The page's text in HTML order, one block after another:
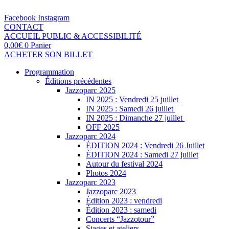
Facebook Instagram
CONTACT
ACCUEIL PUBLIC & ACCESSIBILITÉ
0,00€ 0 Panier
ACHETER SON BILLET
Programmation
Éditions précédentes
Jazzoparc 2025
IN 2025 : Vendredi 25 juillet
IN 2025 : Samedi 26 juillet
IN 2025 : Dimanche 27 juillet
OFF 2025
Jazzoparc 2024
ÉDITION 2024 : Vendredi 26 Juillet
ÉDITION 2024 : Samedi 27 juillet
Autour du festival 2024
Photos 2024
Jazzoparc 2023
Jazzoparc 2023
Édition 2023 : vendredi
Édition 2023 : samedi
Concerts “Jazzotour”